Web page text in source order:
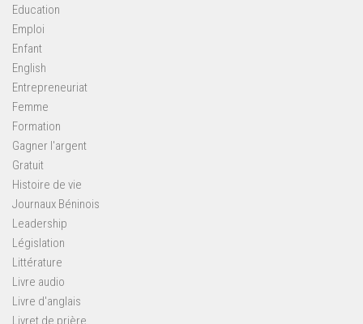
Education
Emploi
Enfant
English
Entrepreneuriat
Femme
Formation
Gagner l'argent
Gratuit
Histoire de vie
Journaux Béninois
Leadership
Législation
Littérature
Livre audio
Livre d'anglais
Livret de prière